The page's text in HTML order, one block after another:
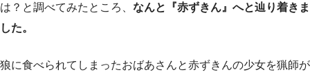
は？と調べてみたところ、 なんと『赤ずきん』へと辿り着きま
した。
狼に食べられてしまったおばあさんと赤ずきんの少女を猟師が